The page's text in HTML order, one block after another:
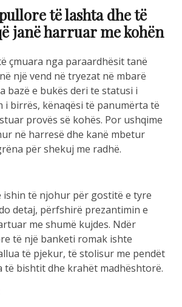
të lashta dhe të
janë harruar me kohën
çmuara nga paraardhësit tanë
një vend në tryezat në mbarë
bazë e bukës deri te statusi i
i birrës, kënaqësi të panumërta të
provës së kohës. Por ushqime
në harresë dhe kanë mbetur
për shekuj me radhë.
ishin të njohur për gostitë e tyre
detaj, përfshirë prezantimin e
me shumë kujdes. Ndër
të një banketi romak ishte
të pjekur, të stolisur me pendët
të bishtit dhe krahët madhështorë.